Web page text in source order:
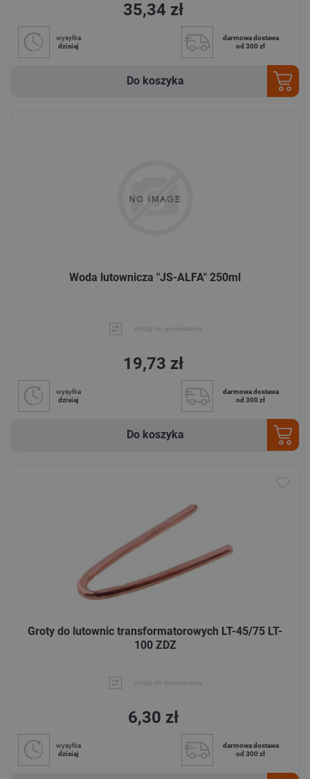
35,34 zł
wysyłka
dzisiaj
darmowa dostawa
od 300 zł
Do koszyka
Woda lutownicza "JS-ALFA" 250ml
dodaj do porównania
19,73 zł
wysyłka
dzisiaj
darmowa dostawa
od 300 zł
Do koszyka
Groty do lutownic transformatorowych LT-45/75 LT-
100 ZDZ
dodaj do porównania
6,30 zł
wysyłka
dzisiaj
darmowa dostawa
od 300 zł